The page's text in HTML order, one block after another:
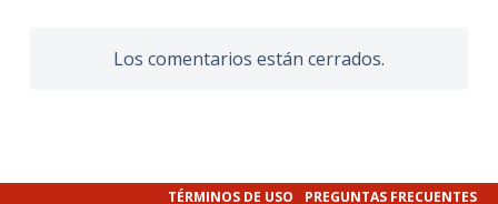
Los comentarios están cerrados.
TÉRMINOS DE USO PREGUNTAS FRECUENTES